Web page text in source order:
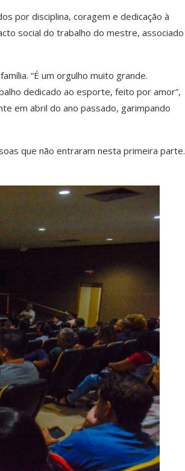
por disciplina, coragem e dedicação à
social do trabalho do mestre, associado
“É um orgulho muito grande.
dedicado ao esporte, feito por amor”,
em abril do ano passado, garimpando
que não entraram nesta primeira parte.